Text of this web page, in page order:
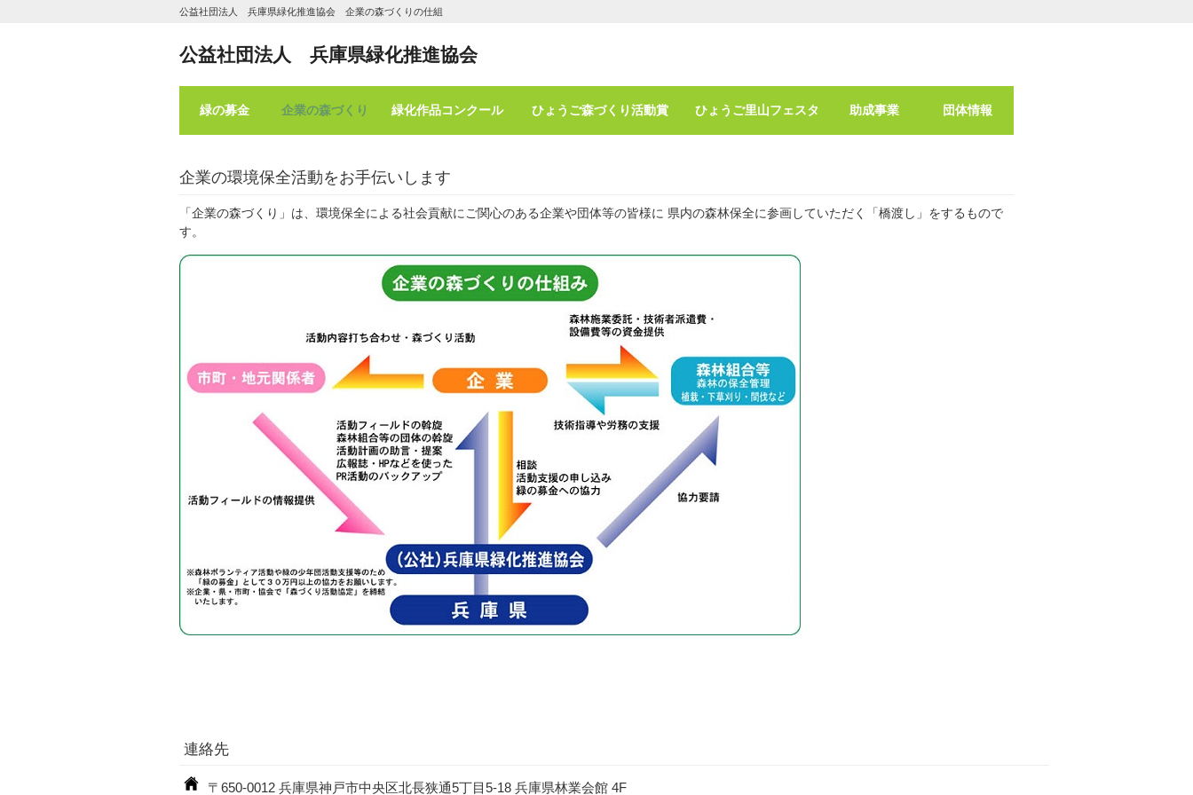
公益社団法人 兵庫県緑化推進協会 企業の森づくりの仕組
公益社団法人 兵庫県緑化推進協会
緑の募金 企業の森づくり 緑化作品コンクール ひょうご森づくり活動賞 ひょうご里山フェスタ 助成事業 団体情報
企業の環境保全活動をお手伝いします
「企業の森づくり」は、環境保全による社会貢献にご関心のある企業や団体等の皆様に 県内の森林保全に参画していただく「橋渡し」をするもので
す。
連絡先
〒650-0012 兵庫県神戸市中央区北長狭通5丁目5-18 兵庫県林業会館 4F